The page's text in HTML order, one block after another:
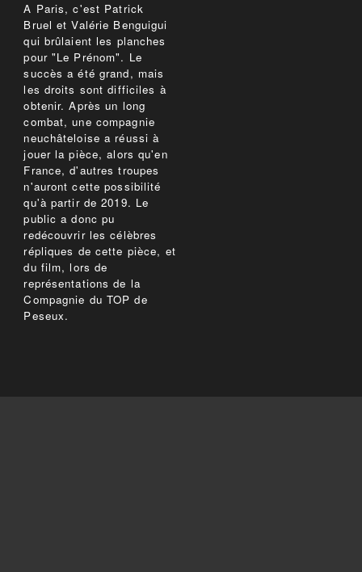
A Paris, c'est Patrick
Bruel et Valérie Benguigui
qui brûlaient les planches
pour "Le Prénom". Le
succès a été grand, mais
les droits sont difficiles à
obtenir. Après un long
combat, une compagnie
neuchâteloise a réussi à
jouer la pièce, alors qu'en
France, d'autres troupes
n'auront cette possibilité
qu'à partir de 2019. Le
public a donc pu
redécouvrir les célèbres
répliques de cette pièce, et
du film, lors de
représentations de la
Compagnie du TOP de
Peseux.